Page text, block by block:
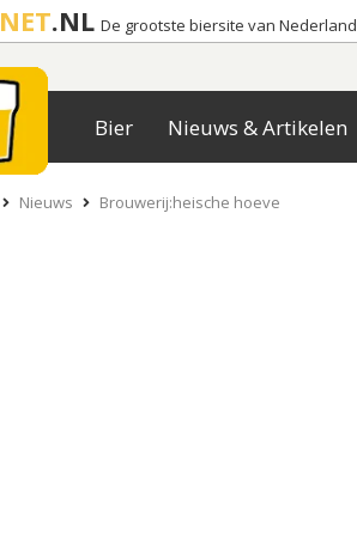
NET.NL De grootste biersite van Nederland
Bier Nieuws & Artikelen
Nieuws Brouwerij:heische hoeve